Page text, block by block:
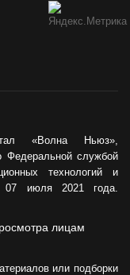
«Волна Ньюз»,
службой
технологий и
07 июля 2021 года.
лицам
или подборки